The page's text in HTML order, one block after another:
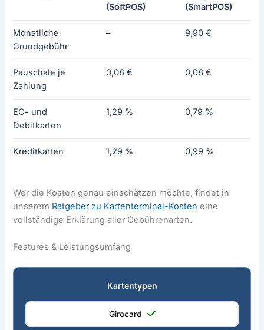
(SoftPOS)
(SmartPOS)
Monatliche
Grundgebühr
– 9,90 €
Pauschale je
Zahlung
0,08 € 0,08 €
EC- und
Debitkarten
1,29 % 0,79 %
Kreditkarten 1,29 % 0,99 %
Wer die Kosten genau einschätzen möchte, findet in
unserem Ratgeber zu Kartenterminal-Kosten eine
vollständige Erklärung aller Gebührenarten.
Features & Leistungsumfang
Kartentypen
Girocard